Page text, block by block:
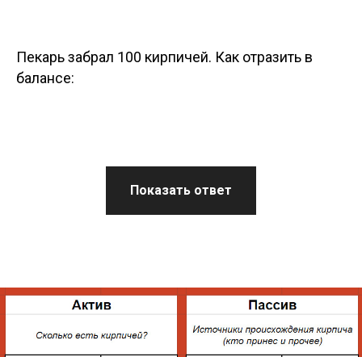
Пекарь забрал 100 кирпичей. Как отразить в
балансе:
Показать ответ